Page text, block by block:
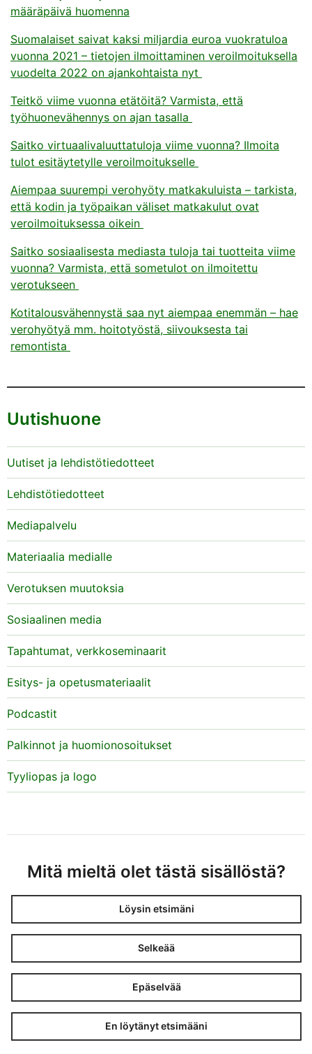
määräpäivä huomenna
Suomalaiset saivat kaksi miljardia euroa vuokratuloa
vuonna 2021 – tietojen ilmoittaminen veroilmoituksella
vuodelta 2022 on ajankohtaista nyt
Teitkö viime vuonna etätöitä? Varmista, että
työhuonevähennys on ajan tasalla
Saitko virtuaalivaluuttatuloja viime vuonna? Ilmoita
tulot esitäytetylle veroilmoitukselle
Aiempaa suurempi verohyöty matkakuluista – tarkista,
että kodin ja työpaikan väliset matkakulut ovat
veroilmoituksessa oikein
Saitko sosiaalisesta mediasta tuloja tai tuotteita viime
vuonna? Varmista, että sometulot on ilmoitettu
verotukseen
Kotitalousvähennystä saa nyt aiempaa enemmän – hae
verohyötyä mm. hoitotyöstä, siivouksesta tai
remontista
Uutishuone
Uutiset ja lehdistötiedotteet
Lehdistötiedotteet
Mediapalvelu
Materiaalia medialle
Verotuksen muutoksia
Sosiaalinen media
Tapahtumat, verkkoseminaarit
Esitys- ja opetusmateriaalit
Podcastit
Palkinnot ja huomionosoitukset
Tyyliopas ja logo
Mitä mieltä olet tästä sisällöstä?
Löysin etsimäni
Selkeää
Epäselvää
En löytänyt etsimääni